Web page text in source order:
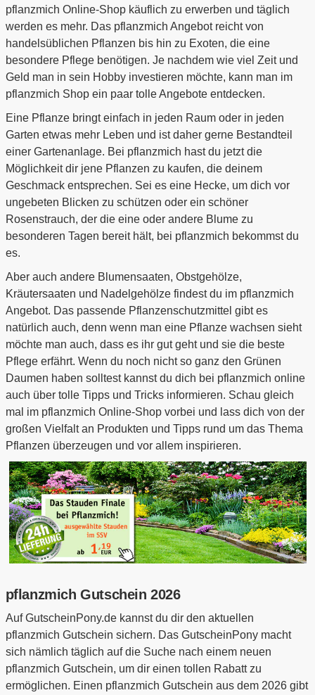
pflanzmich Online-Shop käuflich zu erwerben und täglich
werden es mehr. Das pflanzmich Angebot reicht von
handelsüblichen Pflanzen bis hin zu Exoten, die eine
besondere Pflege benötigen. Je nachdem wie viel Zeit und
Geld man in sein Hobby investieren möchte, kann man im
pflanzmich Shop ein paar tolle Angebote entdecken.
Eine Pflanze bringt einfach in jeden Raum oder in jeden
Garten etwas mehr Leben und ist daher gerne Bestandteil
einer Gartenanlage. Bei pflanzmich hast du jetzt die
Möglichkeit dir jene Pflanzen zu kaufen, die deinem
Geschmack entsprechen. Sei es eine Hecke, um dich vor
ungebeten Blicken zu schützen oder ein schöner
Rosenstrauch, der die eine oder andere Blume zu
besonderen Tagen bereit hält, bei pflanzmich bekommst du
es.
Aber auch andere Blumensaaten, Obstgehölze,
Kräutersaaten und Nadelgehölze findest du im pflanzmich
Angebot. Das passende Pflanzenschutzmittel gibt es
natürlich auch, denn wenn man eine Pflanze wachsen sieht
möchte man auch, dass es ihr gut geht und sie die beste
Pflege erfährt. Wenn du noch nicht so ganz den Grünen
Daumen haben solltest kannst du dich bei pflanzmich online
auch über tolle Tipps und Tricks informieren. Schau gleich
mal im pflanzmich Online-Shop vorbei und lass dich von der
großen Vielfalt an Produkten und Tipps rund um das Thema
Pflanzen überzeugen und vor allem inspirieren.
pflanzmich Gutschein 2026
Auf GutscheinPony.de kannst du dir den aktuellen
pflanzmich Gutschein sichern. Das GutscheinPony macht
sich nämlich täglich auf die Suche nach einem neuen
pflanzmich Gutschein, um dir einen tollen Rabatt zu
ermöglichen. Einen pflanzmich Gutschein aus dem 2026 gibt